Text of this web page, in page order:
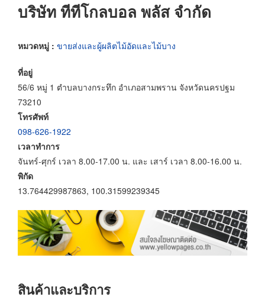
บริษัท ทีทีโกลบอล พลัส จำกัด
หมวดหมู่ : ขายส่งและผู้ผลิตไม้อัดและไม้บาง
ที่อยู่
56/6 หมู่ 1 ตำบลบางกระทึก อำเภอสามพราน จังหวัดนครปฐม
73210
โทรศัพท์
098-626-1922
เวลาทำการ
จันทร์-ศุกร์ เวลา 8.00-17.00 น. และ เสาร์ เวลา 8.00-16.00 น.
พิกัด
13.764429987863, 100.31599239345
สินค้าและบริการ